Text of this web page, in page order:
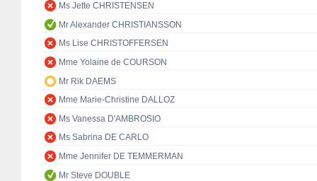
Ms Jette CHRISTENSEN
Mr Alexander CHRISTIANSSON
Ms Lise CHRISTOFFERSEN
Mme Yolaine de COURSON
Mr Rik DAEMS
Mme Marie-Christine DALLOZ
Ms Vanessa D'AMBROSIO
Ms Sabrina DE CARLO
Mme Jennifer DE TEMMERMAN
Mr Steve DOUBLE